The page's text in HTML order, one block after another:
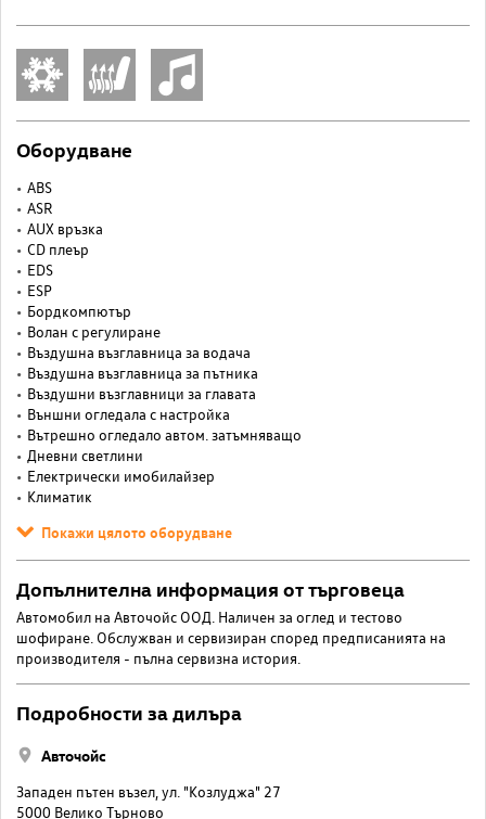
Оборудване
ABS
ASR
AUX връзка
CD плеър
EDS
ESP
Бордкомпютър
Волан с регулиране
Въздушна възглавница за водача
Въздушна възглавница за пътника
Въздушни възглавници за главата
Външни огледала с настройка
Вътрешно огледало автом. затъмняващо
Дневни светлини
Електрически имобилайзер
Климатик
Покажи цялото оборудване
Допълнителна информация от търговеца
Автомобил на Авточойс ООД. Наличен за оглед и тестово
шофиране. Обслужван и сервизиран според предписанията на
производителя - пълна сервизна история.
Подробности за дилъра
Авточойс
Западен пътен възел, ул. "Козлуджа" 27
5000 Велико Търново